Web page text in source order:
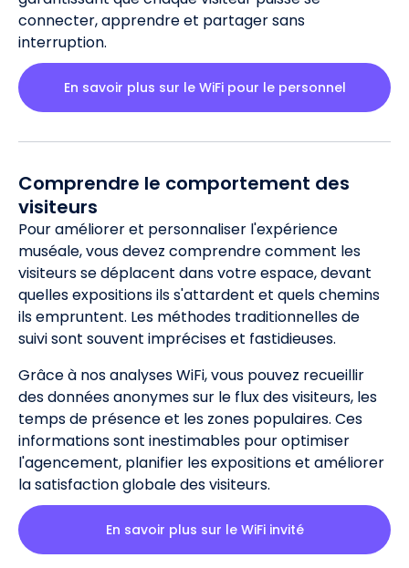
connecter, apprendre et partager sans
interruption.
En savoir plus sur le WiFi pour le personnel
Comprendre le comportement des
visiteurs
Pour améliorer et personnaliser l'expérience
muséale, vous devez comprendre comment les
visiteurs se déplacent dans votre espace, devant
quelles expositions ils s'attardent et quels chemins
ils empruntent. Les méthodes traditionnelles de
suivi sont souvent imprécises et fastidieuses.
Grâce à nos analyses WiFi, vous pouvez recueillir
des données anonymes sur le flux des visiteurs, les
temps de présence et les zones populaires. Ces
informations sont inestimables pour optimiser
l'agencement, planifier les expositions et améliorer
la satisfaction globale des visiteurs.
En savoir plus sur le WiFi invité